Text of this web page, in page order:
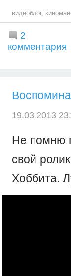
видеоблог,
2
комментария
19.03.2013
Не помню
свой
Хоббита.